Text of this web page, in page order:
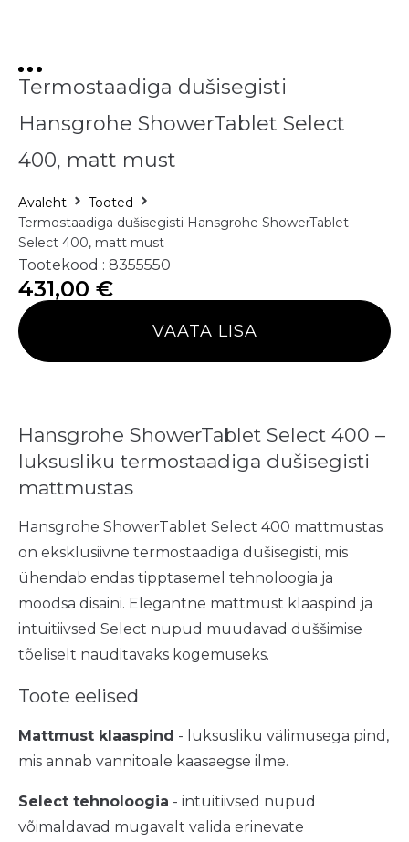
Termostaadiga dušisegisti
Hansgrohe ShowerTablet Select
400, matt must
Avaleht
Tooted
Termostaadiga dušisegisti Hansgrohe ShowerTablet
Select 400, matt must
Tootekood : 8355550
431,00 €
VAATA LISA
Hansgrohe ShowerTablet Select 400 –
luksusliku termostaadiga dušisegisti
mattmustas
Hansgrohe ShowerTablet Select 400 mattmustas
on eksklusiivne termostaadiga dušisegisti, mis
ühendab endas tipptasemel tehnoloogia ja
moodsa disaini. Elegantne mattmust klaaspind ja
intuitiivsed Select nupud muudavad duššimise
tõeliselt nauditavaks kogemuseks.
Toote eelised
Mattmust klaaspind - luksusliku välimusega pind,
mis annab vannitoale kaasaegse ilme.
Select tehnoloogia - intuitiivsed nupud
võimaldavad mugavalt valida erinevate